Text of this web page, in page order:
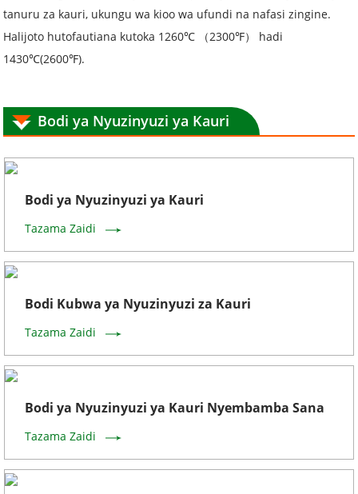
tanuru za kauri, ukungu wa kioo wa ufundi na nafasi zingine.
Halijoto hutofautiana kutoka 1260℃ （2300℉） hadi
1430℃(2600℉).
Bodi ya Nyuzinyuzi ya Kauri
Bodi ya Nyuzinyuzi ya Kauri
Tazama Zaidi
Bodi Kubwa ya Nyuzinyuzi za Kauri
Tazama Zaidi
Bodi ya Nyuzinyuzi ya Kauri Nyembamba Sana
Tazama Zaidi